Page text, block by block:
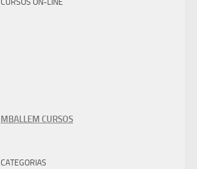
CURSOS ON-LINE
MBALLEM CURSOS
CATEGORIAS